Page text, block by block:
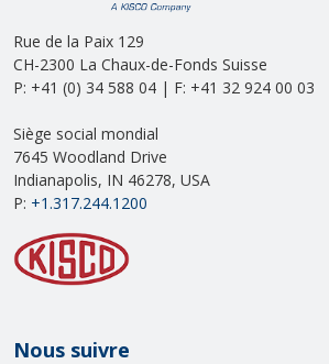
Rue de la Paix 129
CH-2300 La Chaux-de-Fonds Suisse
P: +41 (0) 34 588 04 | F: +41 32 924 00 03
Siège social mondial
7645 Woodland Drive
Indianapolis, IN 46278, USA
P: +1.317.244.1200
Nous suivre